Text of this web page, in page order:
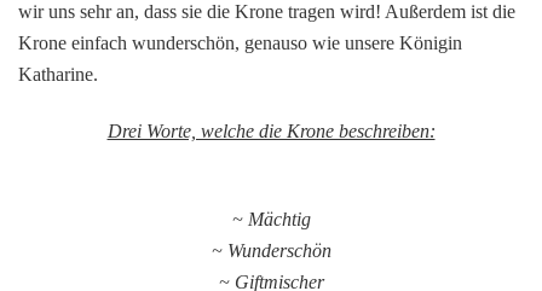
wir uns sehr an, dass sie die Krone tragen wird! Außerdem ist die
Krone einfach wunderschön, genauso wie unsere Königin
Katharine.
Drei Worte, welche die Krone beschreiben:
~ Mächtig
~ Wunderschön
~ Giftmischer